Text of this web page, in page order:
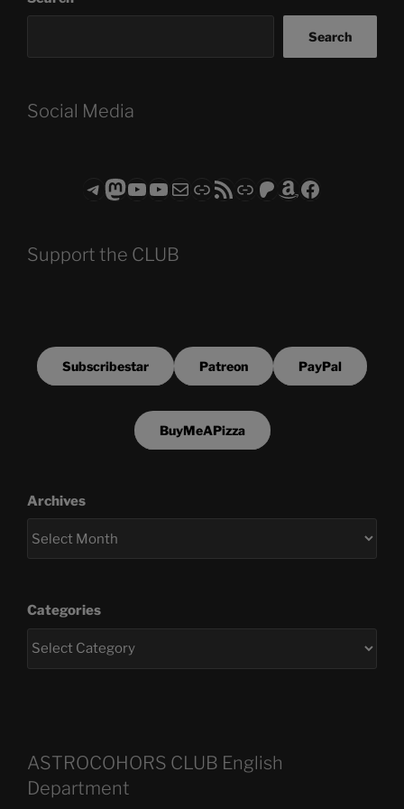
Search
Social Media
Telegram
Mastodon
ASTROCOHORS CLUB - The Video Series
ASTROCOHORS CLUB - The Movies
Subscribe to the ASTROCOHORS CLUB Newsletter
LinkRSS FeedSupport us via "Buy me a Coffee"
Patreon
Amazon
Facebook
Support the CLUB
Subscribestar Patreon PayPal
BuyMeAPizza
Archives
Categories
ASTROCOHORS CLUB English
Department